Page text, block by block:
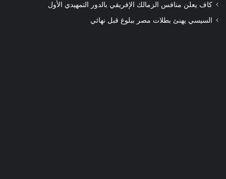
كاف يعلن منافس الزمالك الإفريقي بالدور التمهيدي الأول
السيسي يهنئ بطلات مصر ببلوغ قبل نهائي